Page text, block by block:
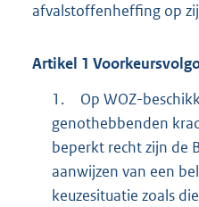
afvalstoffenheffing op
Artikel 1
1.
Op WOZ-
genothebbenden
beperkt recht zijn de
aanwijzen van een
keuzesituatie zoals